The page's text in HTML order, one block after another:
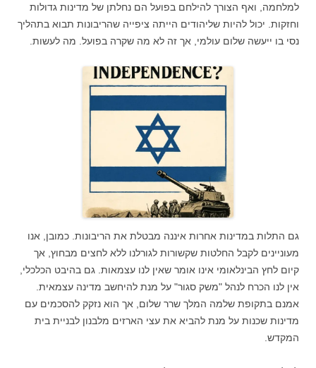
למלחמה, ואף הצורך להילחם בפועל הם נחלתן של מדינות גדולות
וחזקות. יכול להיות שליהודים הייתה ציפייה שהריבונות תבוא בתהליך
נסי בו ייעשה שלום עולמי, אך זה לא מה שקרה בפועל. מה לעשות.
גם התלות במדינות אחרות איננה מבטלת את הריבונות. כמובן, אנו
מעוניינים לקבל החלטות שקשורות לגורלנו ללא לחצים מבחוץ, אך
קיום לחץ הבינלאומי אינו אומר שאין לנו עצמאות. גם בהיבט הכלכלי,
אין לנו הכרח לנהל "משק סגור" על מנת להיחשב מדינה עצמאית.
אמנם בתקופת שלמה המלך שרר שלום, אך הוא נזקק להסכמים עם
מדינות שכנות על מנת להביא את עצי הארזים מלבנון לבניית בית
המקדש.